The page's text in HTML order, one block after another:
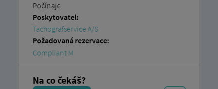
Počínaje
Poskytovatel:
Tachografservice A/S
Požadovaná rezervace:
Compliant M
Na co čekáš?